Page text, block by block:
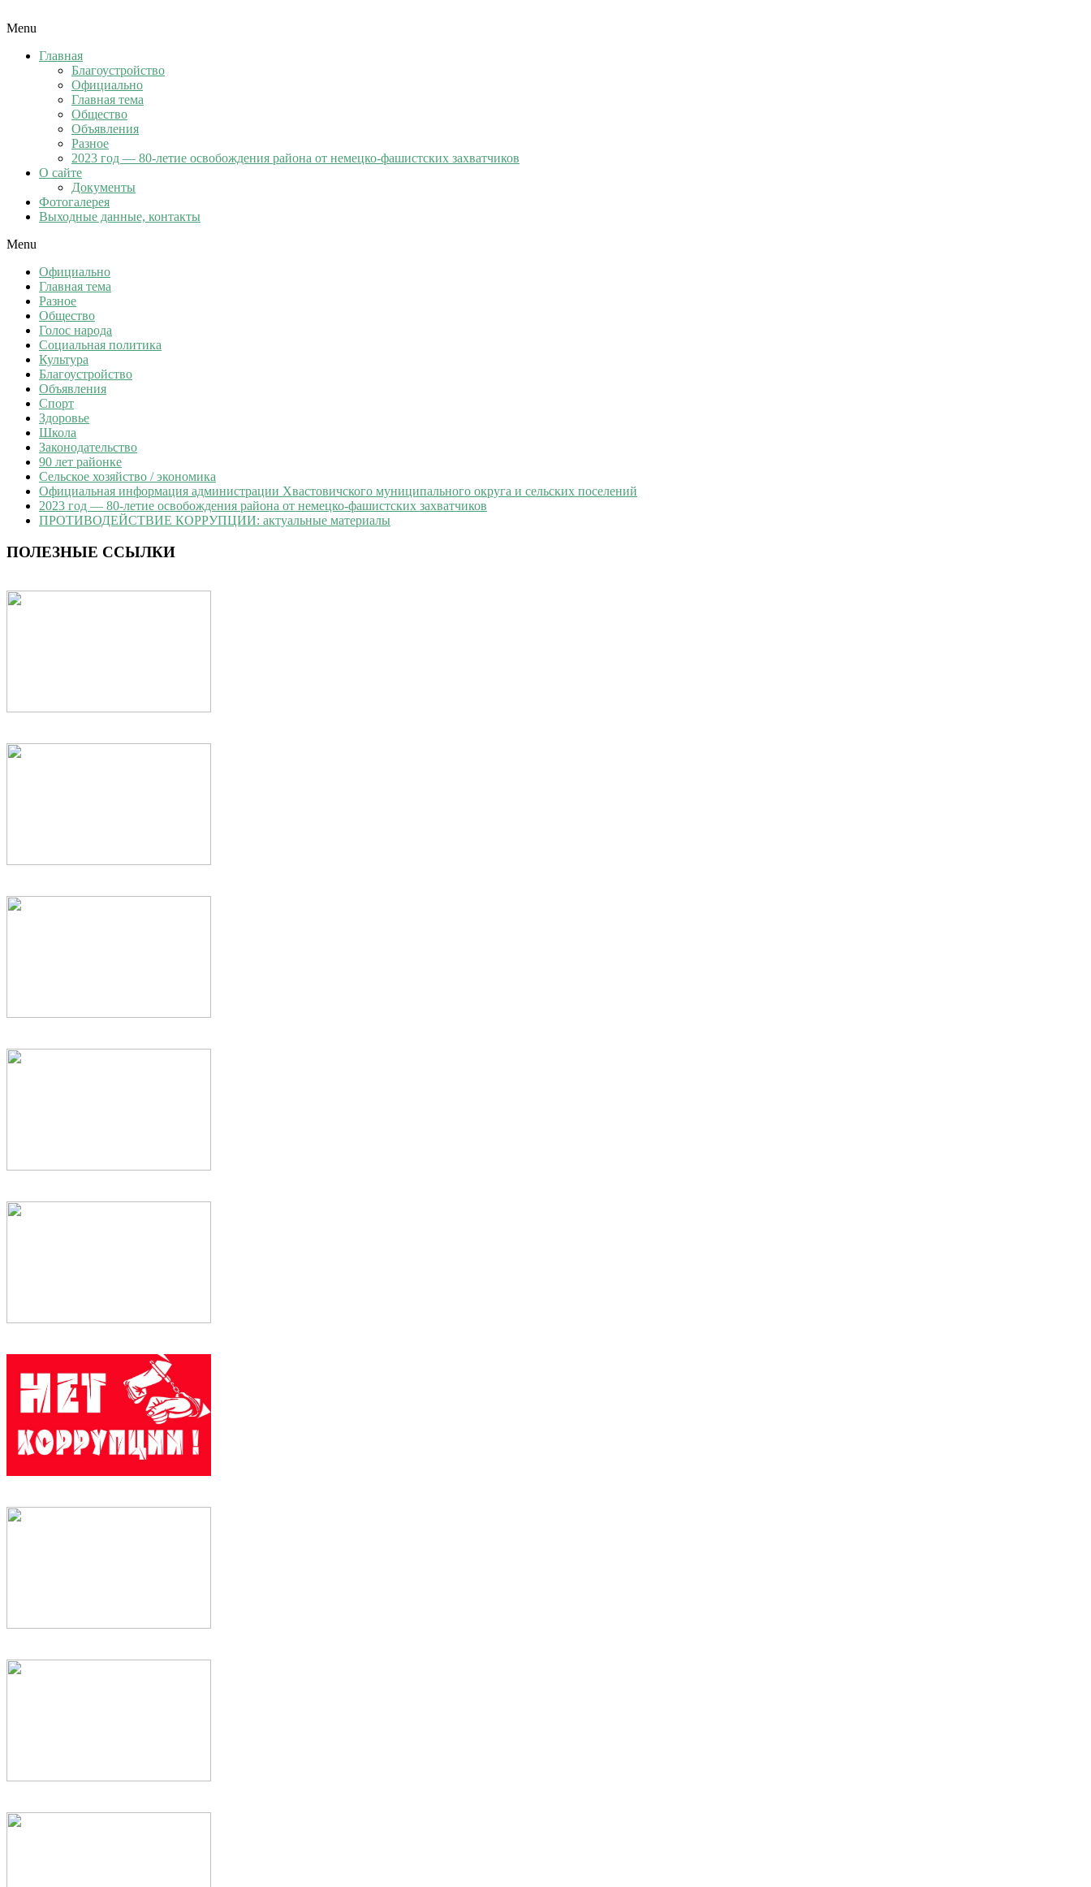
Menu
Главная
Благоустройство
Официально
Главная тема
Общество
Объявления
Разное
2023 год — 80-летие освобождения района от немецко-фашистских захватчиков
О сайте
Документы
Фотогалерея
Выходные данные, контакты
Menu
Официально
Главная тема
Разное
Общество
Голос народа
Социальная политика
Культура
Благоустройство
Объявления
Спорт
Здоровье
Школа
Законодательство
90 лет районке
Сельское хозяйство / экономика
Официальная информация администрации Хвастовичского муниципального округа и сельских поселений
2023 год — 80-летие освобождения района от немецко-фашистских захватчиков
ПРОТИВОДЕЙСТВИЕ КОРРУПЦИИ: актуальные материалы
ПОЛЕЗНЫЕ ССЫЛКИ